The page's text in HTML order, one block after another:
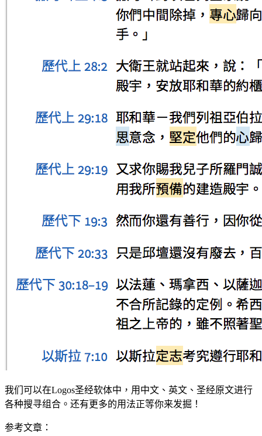
我们可以在Logos圣经软体中，用中文、英文、圣经原文进行
各种搜寻组合。还有更多的用法正等你来发掘！
参考文章：